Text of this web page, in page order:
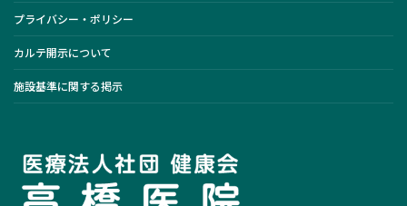
プライバシー・ポリシー
カルテ開示について
施設基準に関する掲示